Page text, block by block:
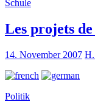
Schule
Les projets
14. November 2007
Politik